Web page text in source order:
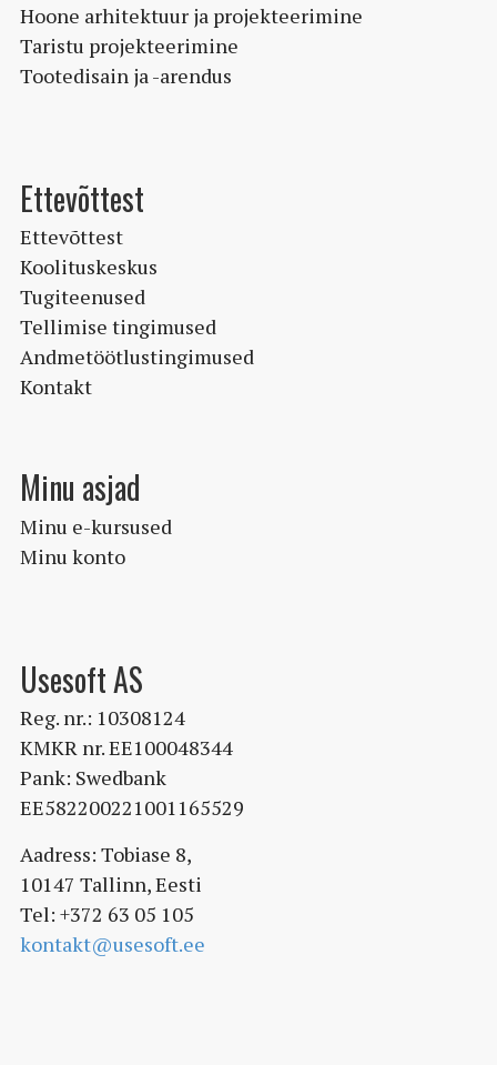
Hoone arhitektuur ja projekteerimine
Taristu projekteerimine
Tootedisain ja -arendus
Ettevõttest
Ettevõttest
Koolituskeskus
Tugiteenused
Tellimise tingimused
Andmetöötlustingimused
Kontakt
Minu asjad
Minu e-kursused
Minu konto
Usesoft AS
Reg. nr.: 10308124
KMKR nr. EE100048344
Pank: Swedbank
EE582200221001165529
Aadress: Tobiase 8,
10147 Tallinn, Eesti
Tel: +372 63 05 105
kontakt@usesoft.ee